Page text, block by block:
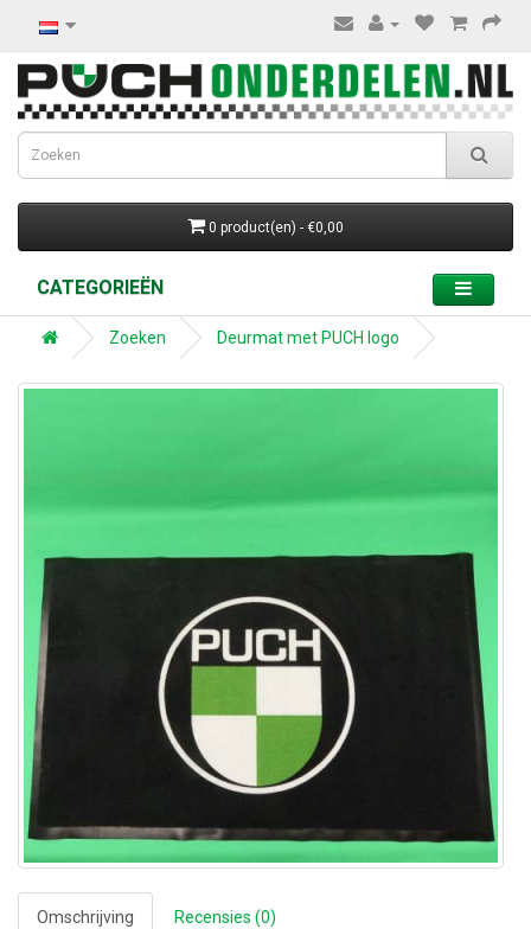
0 product(en) - €0,00
CATEGORIEËN
Zoeken Deurmat met PUCH logo
Omschrijving Recensies (0)